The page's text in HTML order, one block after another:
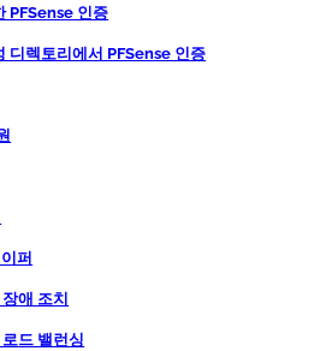
PFSense 인증
디렉토리에서 PFSense 인증
퍼
애 조치
드 밸런싱